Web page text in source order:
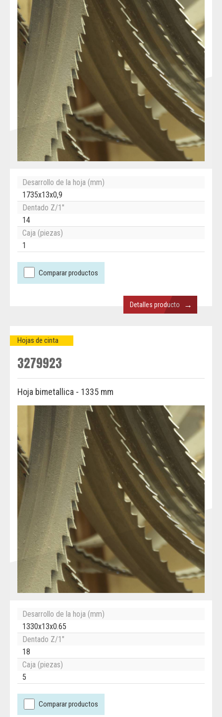
Desarrollo de la hoja (mm)
1735x13x0,9
Dentado Z/1"
14
Caja (piezas)
1
Comparar productos
Detalles producto →
Hojas de cinta
3279923
Hoja bimetallica - 1335 mm
Desarrollo de la hoja (mm)
1330x13x0.65
Dentado Z/1"
18
Caja (piezas)
5
Comparar productos